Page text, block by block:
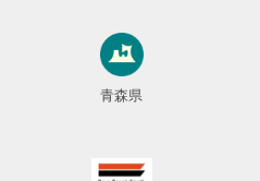
青森県